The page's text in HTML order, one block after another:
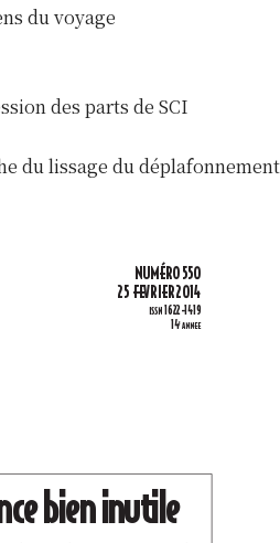
du voyage
des parts de SCI
du lissage du
Loi Pinel: une urgence bien inutile
NUM É
RO 550
25 FEVRIER 2014
ISSN
1622-1419
14
ANNEE